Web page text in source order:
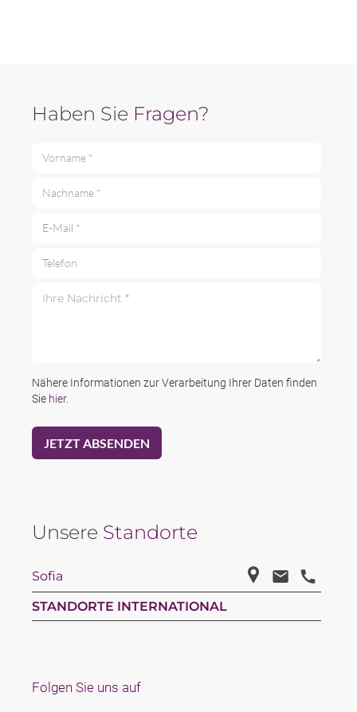
Haben Sie Fragen?
Nähere Informationen zur Verarbeitung Ihrer Daten finden
Sie hier.
Unsere Standorte
Sofia
STANDORTE INTERNATIONAL
Folgen Sie uns auf